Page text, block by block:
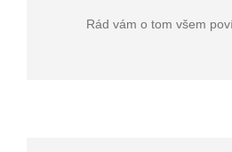
Rád vám o tom všem